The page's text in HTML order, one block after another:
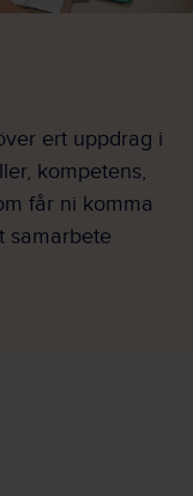
ert uppdrag i
kompetens,
får ni komma
samarbete